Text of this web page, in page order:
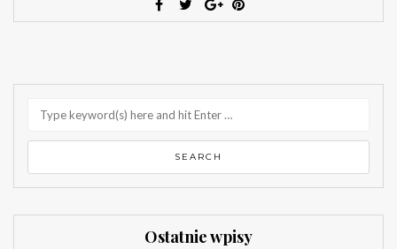
Ostatnie wpisy